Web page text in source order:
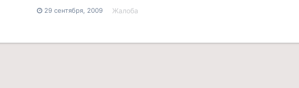
29 сентября, 2009 Жалоба